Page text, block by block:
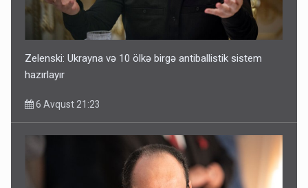
Zelenski: Ukrayna və 10 ölkə birgə antiballistik sistem
hazırlayır
6 Avqust 21:23